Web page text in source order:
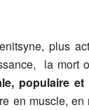
plus
la mort
populaire et
en muscle, en